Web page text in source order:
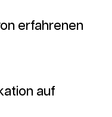
erfahrenen
auf